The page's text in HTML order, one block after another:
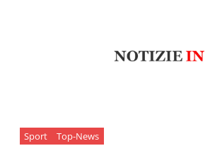
Sport Top-News